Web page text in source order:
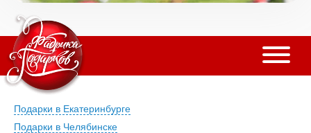
Подарки в Екатеринбурге
Подарки в Челябинске